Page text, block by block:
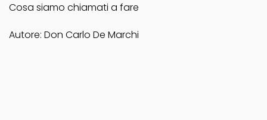
Note Legali
Cosa siamo chiamati a fare
Autore: Don Carlo De Marchi